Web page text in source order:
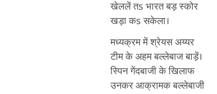
खेललें तs भारत बड़ स्कोर
खड़ा कs सकेला।
मध्यक्रम में श्रेयस अय्यर
टीम के अहम बल्लेबाज बाड़ें।
स्पिन गेंदबाजी के खिलाफ
उनकर आक्रामक बल्लेबाजी